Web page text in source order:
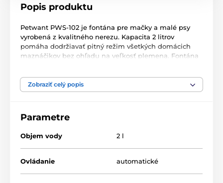
Popis produktu
Petwant PWS-102 je fontána pre mačky a malé psy
vyrobená z kvalitného nerezu. Kapacita 2 litrov
pomáha dodržiavať pitný režim všetkých domácich
maznáčikov bez ohľadu na veľkosť plemena. Fontána
je zabudovaný filtračný systém, ktorý zabraňuje tomu,
aby sa čiastočky ako chlpy alebo zvyšky krmiva
nežiaduceho zápachu.
Zobraziť celý popis
Parametre
Objem vody 2 l
Ovládanie automatické